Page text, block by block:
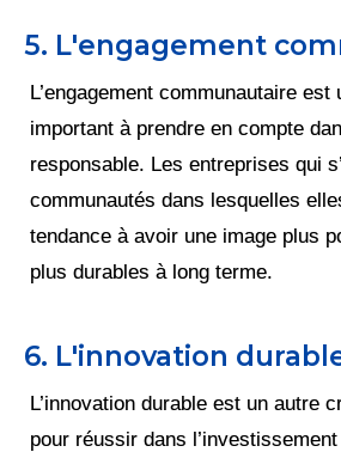
5. L'engagement
L’engagement communautaire
important à prendre en compte
responsable. Les entreprises qui
communautés dans lesquelles
tendance à avoir une image plus
plus durables à long terme.
6. L'innovation
L’innovation durable est un autre
pour réussir dans